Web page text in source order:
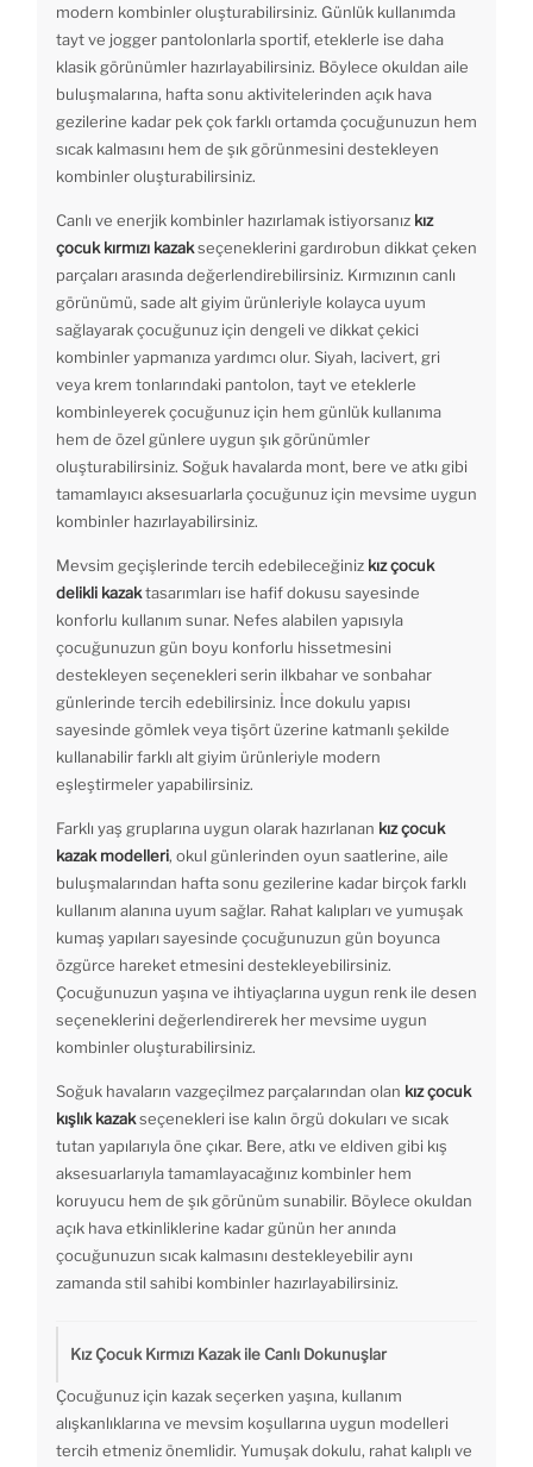
modern kombinler oluşturabilirsiniz. Günlük kullanımda
tayt ve jogger pantolonlarla sportif, eteklerle ise daha
klasik görünümler hazırlayabilirsiniz. Böylece okuldan aile
buluşmalarına, hafta sonu aktivitelerinden açık hava
gezilerine kadar pek çok farklı ortamda çocuğunuzun hem
sıcak kalmasını hem de şık görünmesini destekleyen
kombinler oluşturabilirsiniz.
Canlı ve enerjik kombinler hazırlamak istiyorsanız kız
çocuk kırmızı kazakseçeneklerini gardırobun dikkat çeken
parçaları arasında değerlendirebilirsiniz. Kırmızının canlı
görünümü, sade alt giyim ürünleriyle kolayca uyum
sağlayarak çocuğunuz için dengeli ve dikkat çekici
kombinler yapmanıza yardımcı olur. Siyah, lacivert, gri
veya krem tonlarındaki pantolon, tayt ve eteklerle
kombinleyerek çocuğunuz için hem günlük kullanıma
hem de özel günlere uygun şık görünümler
oluşturabilirsiniz. Soğuk havalarda mont, bere ve atkı gibi
tamamlayıcı aksesuarlarla çocuğunuz için mevsime uygun
kombinler hazırlayabilirsiniz.
Mevsim geçişlerinde tercih edebileceğiniz kız çocuk
delikli kazaktasarımları ise hafif dokusu sayesinde
konforlu kullanım sunar. Nefes alabilen yapısıyla
çocuğunuzun gün boyu konforlu hissetmesini
destekleyen seçenekleri serin ilkbahar ve sonbahar
günlerinde tercih edebilirsiniz. İnce dokulu yapısı
sayesinde gömlek veya tişört üzerine katmanlı şekilde
kullanabilir farklı alt giyim ürünleriyle modern
eşleştirmeler yapabilirsiniz.
Farklı yaş gruplarına uygun olarak hazırlanan kız çocuk
kazak modelleri, okul günlerinden oyun saatlerine, aile
buluşmalarından hafta sonu gezilerine kadar birçok farklı
kullanım alanına uyum sağlar. Rahat kalıpları ve yumuşak
kumaş yapıları sayesinde çocuğunuzun gün boyunca
özgürce hareket etmesini destekleyebilirsiniz.
Çocuğunuzun yaşına ve ihtiyaçlarına uygun renk ile desen
seçeneklerini değerlendirerek her mevsime uygun
kombinler oluşturabilirsiniz.
Soğuk havaların vazgeçilmez parçalarından olan kız çocuk
kışlık kazakseçenekleri ise kalın örgü dokuları ve sıcak
tutan yapılarıyla öne çıkar. Bere, atkı ve eldiven gibi kış
aksesuarlarıyla tamamlayacağınız kombinler hem
koruyucu hem de şık görünüm sunabilir. Böylece okuldan
açık hava etkinliklerine kadar günün her anında
çocuğunuzun sıcak kalmasını destekleyebilir aynı
zamanda stil sahibi kombinler hazırlayabilirsiniz.
Kız Çocuk Kırmızı Kazak ile Canlı Dokunuşlar
Çocuğunuz için kazak seçerken yaşına, kullanım
alışkanlıklarına ve mevsim koşullarına uygun modelleri
tercih etmeniz önemlidir. Yumuşak dokulu, rahat kalıplı ve